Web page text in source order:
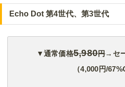
Echo Dot 第4世代、第3世代
▼通常価格5,980円→セ
（4,000円/